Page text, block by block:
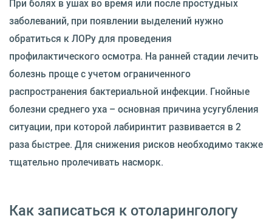
При болях в ушах во время или после простудных
заболеваний, при появлении выделений нужно
обратиться к ЛОРу для проведения
профилактического осмотра. На ранней стадии лечить
болезнь проще с учетом ограниченного
распространения бактериальной инфекции. Гнойные
болезни среднего уха – основная причина усугубления
ситуации, при которой лабиринтит развивается в 2
раза быстрее. Для снижения рисков необходимо также
тщательно пролечивать насморк.
Как записаться к отоларингологу